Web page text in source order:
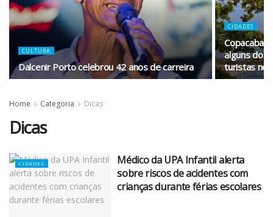
CULTURA
Dalcenir Porto celebrou 42 anos de carreira
CIDADES
alguns dos
turistas no
Home Categoria Dicas
Dicas
CIDADES
Médico da UPA Infantil alerta
sobre riscos de acidentes com
crianças durante férias escolares